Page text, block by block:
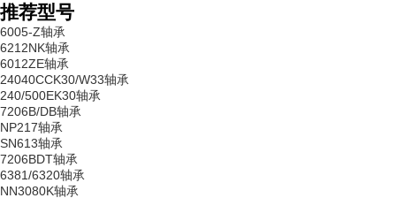
推荐型号
6005-Z轴承
6212NK轴承
6012ZE轴承
24040CCK30/W33轴承
240/500EK30轴承
7206B/DB轴承
NP217轴承
SN613轴承
7206BDT轴承
6381/6320轴承
NN3080K轴承